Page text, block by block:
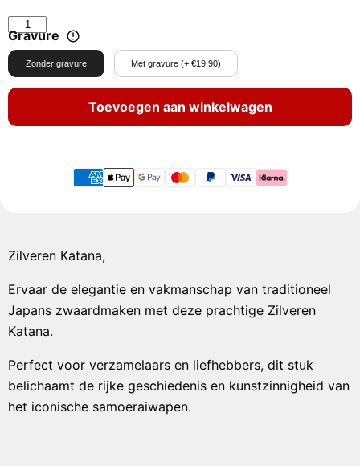
Gravure
Zonder gravure Met gravure (+ €19,90)
Toevoegen aan winkelwagen
Zilveren Katana,
Ervaar de elegantie en vakmanschap van traditioneel
Japans zwaardmaken met deze prachtige Zilveren
Katana.
Perfect voor verzamelaars en liefhebbers, dit stuk
belichaamt de rijke geschiedenis en kunstzinnigheid van
het iconische samoeraiwapen.